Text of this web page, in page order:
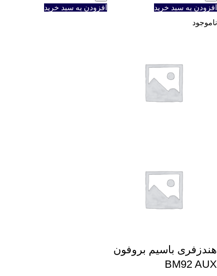
افزودن به سبد خرید
افزودن به سبد خرید
ناموجود
هندزفری باسیم بروفون
BM92 AUX